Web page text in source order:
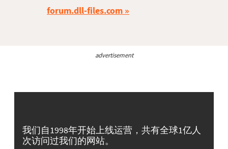
forum.dll-files.com
advertisement
我们自1998年开始上线运营，共有全球1亿人
次访问过我们的网站。